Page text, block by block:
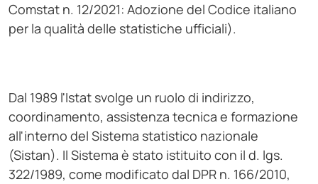
Comstat n. 12/2021: Adozione del Codice italiano
per la qualità delle statistiche ufficiali).
Dal 1989 l'Istat svolge un ruolo di indirizzo,
coordinamento, assistenza tecnica e formazione
all'interno del Sistema statistico nazionale
(Sistan). Il Sistema è stato istituito con il d. lgs.
322/1989, come modificato dal DPR n. 166/2010,